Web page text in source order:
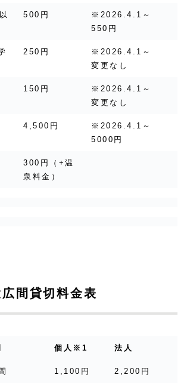
500円
※2026.4.1～
550円
250円
※2026.4.1～
変更なし
150円
※2026.4.1～
変更なし
4,500円
※2026.4.1～
5000円
300円（+温
泉料金）
間貸切料金表
個人※1 法人
1,100円 2,200円